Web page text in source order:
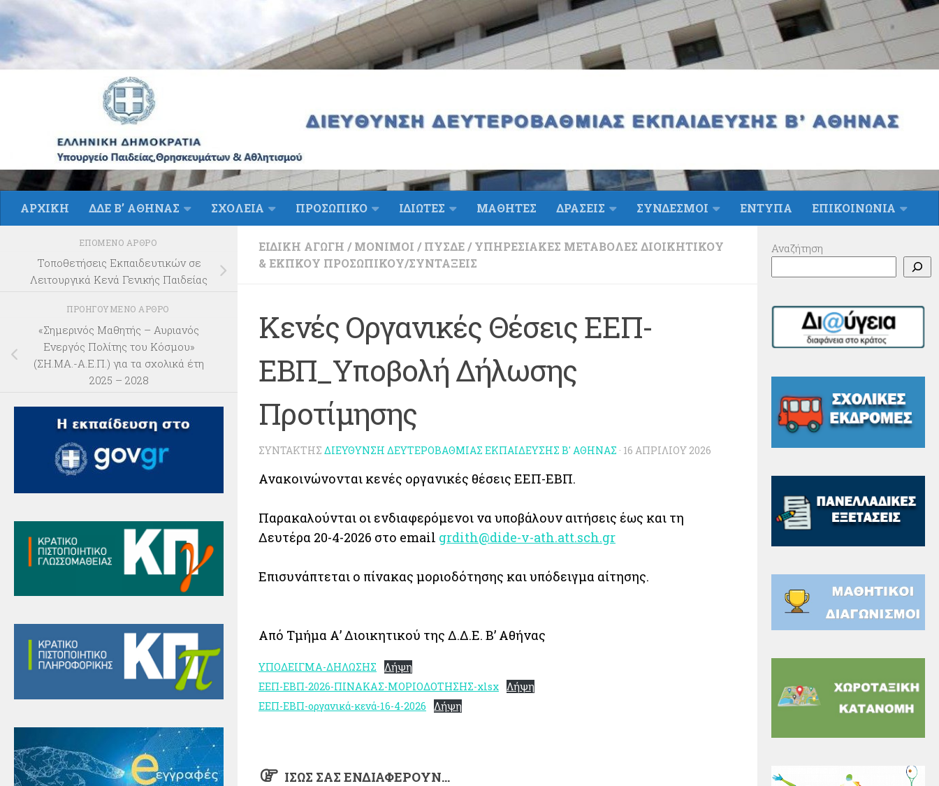
Skip to content
ΑΡΧΙΚΗ ΔΔΕ Β’ ΑΘΗΝΑΣ ΣΧΟΛΕΙΑ ΠΡΟΣΩΠΙΚΟ ΙΔΙΩΤΕΣ ΜΑΘΗΤΕΣ ΔΡΑΣΕΙΣ ΣΥΝΔΕΣΜΟΙ ΕΝΤΥΠΑ ΕΠΙΚΟΙΝΩΝΙΑ
ΕΙΔΙΚΉ ΑΓΩΓΉ / ΜΌΝΙΜΟΙ / ΠΥΣΔΕ/ ΥΠΗΡΕΣΙΑΚΈΣ ΜΕΤΑΒΟΛΈΣ ΔΙΟΙΚΗΤΙΚΟΎ
& ΕΚΠΚΟΎ ΠΡΟΣΩΠΙΚΟΎ/ΣΥΝΤΆΞΕΙΣ
Κενές Οργανικές Θέσεις ΕΕΠ-
ΕΒΠ_Υποβολή Δήλωσης
Προτίμησης
ΣΥΝΤΆΚΤΗΣ ΔΙΕΥΘΥΝΣΗ ΔΕΥΤΕΡΟΒΑΘΜΙΑΣ ΕΚΠΑΙΔΕΥΣΗΣ Β' ΑΘΗΝΑΣ · 16 ΑΠΡΙΛΊΟΥ 2026
Ανακοινώνονται κενές οργανικές θέσεις ΕΕΠ-ΕΒΠ.
Παρακαλούνται οι ενδιαφερόμενοι να υποβάλουν αιτήσεις έως και τη
Δευτέρα 20-4-2026 στο email grdith@dide-v-ath.att.sch.gr
Επισυνάπτεται ο πίνακας μοριοδότησης και υπόδειγμα αίτησης.
Από Τμήμα Α’ Διοικητικού της Δ.Δ.Ε. Β’ Αθήνας
ΥΠΟΔΕΙΓΜΑ-ΔΗΛΩΣΗΣ
Λήψη
ΕΕΠ-ΕΒΠ-2026-ΠΙΝΑΚΑΣ-ΜΟΡΙΟΔΟΤΗΣΗΣ-xlsx
Λήψη
ΕΕΠ-ΕΒΠ-οργανικά-κενά-16-4-2026
Λήψη
ΊΣΩΣ ΣΑΣ ΕΝΔΙΑΦΈΡΟΥΝ…
ΕΠΌΜΕΝΟ ΆΡΘΡΟ
Τοποθετήσεις Εκπαιδευτικών σε
Λειτουργικά Κενά Γενικής Παιδείας
ΠΡΟΗΓΟΎΜΕΝΟ ΆΡΘΡΟ
«Σημερινός Μαθητής – Αυριανός
Ενεργός Πολίτης του Κόσμου»
(ΣΗ.ΜΑ.-Α.Ε.Π.) για τα σχολικά έτη
2025 – 2028
Αναζήτηση